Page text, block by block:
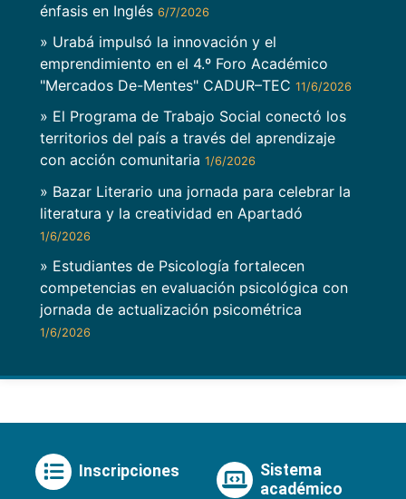
énfasis en Inglés 6/7/2026
» Urabá impulsó la innovación y el
emprendimiento en el 4.º Foro Académico
"Mercados De-Mentes" CADUR–TEC 11/6/2026
» El Programa de Trabajo Social conectó los
territorios del país a través del aprendizaje
con acción comunitaria 1/6/2026
» Bazar Literario una jornada para celebrar la
literatura y la creatividad en Apartadó
1/6/2026
» Estudiantes de Psicología fortalecen
competencias en evaluación psicológica con
jornada de actualización psicométrica
1/6/2026
Inscripciones
Sistema
académico